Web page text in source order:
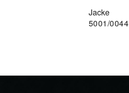
Jacke
5001/0044